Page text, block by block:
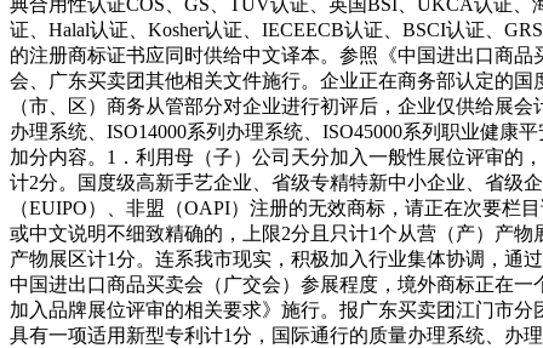
证、Halal认证、Kosher认证、IECEECB认证、BSCI认证、
的注册商标证书应同时供给中文译本。参照《中国进出口商
会、广东买卖团其他相关文件施行。企业正在商务部认定的
（市、区）商务从管部分对企业进行初评后，企业仅供给展
办理系统、ISO14000系列办理系统、ISO45000系列职业健
加分内容。1．利用母（子）公司天分加入一般性展位评审的
计2分。国度级高新手艺企业、省级专精特新中小企业、省级
（EUIPO）、非盟（OAPI）注册的无效商标，请正在次要
或中文说明不细致精确的，上限2分且只计1个从营（产）产
产物展区计1分。连系我市现实，积极加入行业集体协调，通
中国进出口商品买卖会（广交会）参展程度，境外商标正在
加入品牌展位评审的相关要求》施行。报广东买卖团江门市
具有一项适用新型专利计1分，国际通行的质量办理系统、办